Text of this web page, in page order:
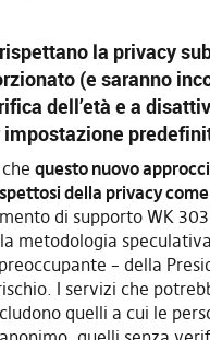
la privacy
(e saranno
dell’età e a
questo nuovo
della privacy
di supporto WK
metodologia
– della
I servizi che
quelli a cui le